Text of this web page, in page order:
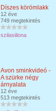
Díszes körömlakk
12 éve
749 megtekintés
szilasiilona
Avon sminkvideó -
A szürke négy
árnyalata
12 éve
513 megtekintés